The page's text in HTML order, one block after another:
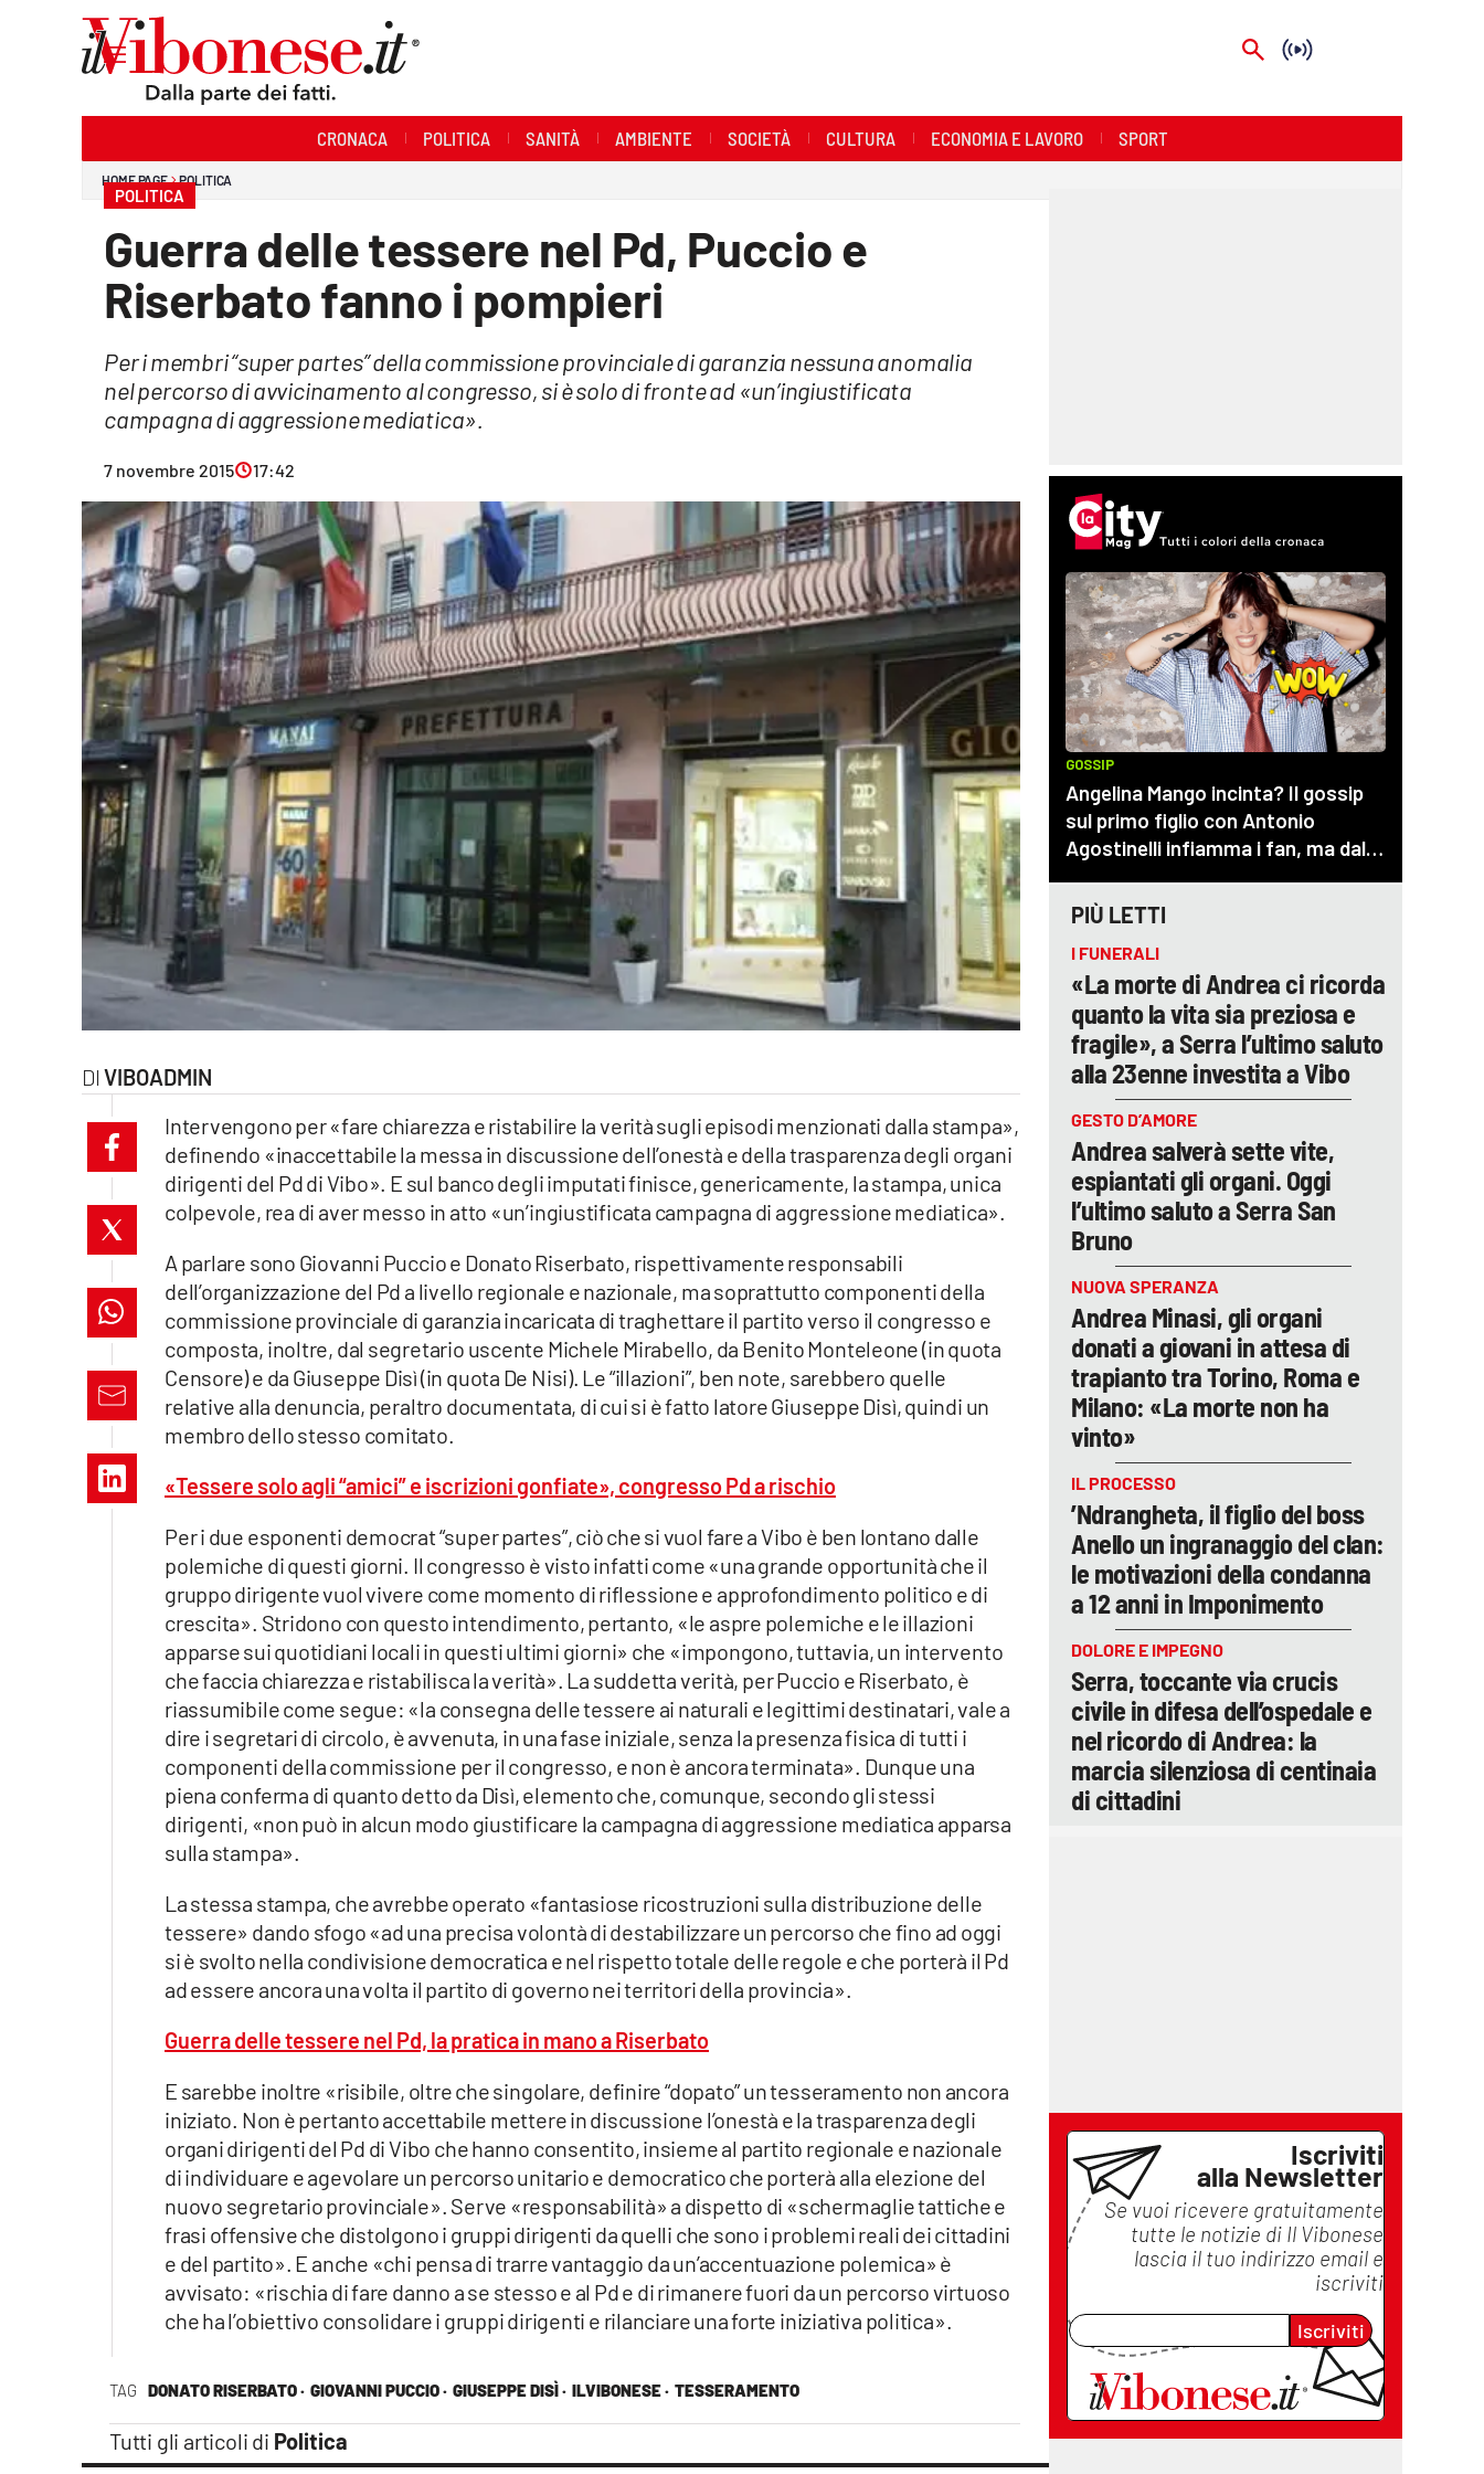
Economia e Lavoro
Streaming
lacitymag.it
cosenzachannel.it
catanzarochannel.it
CRONACA POLITICA SANITÀ AMBIENTE SOCIETÀ CULTURA ECONOMIA E LAVORO SPORT
HOME PAGE POLITICA
POLITICA
Guerra delle tessere nel Pd, Puccio e
Riserbato fanno i pompieri
Per i membri “super partes” della commissione provinciale di garanzia nessuna anomalia
nel percorso di avvicinamento al congresso, si è solo di fronte ad «un’ingiustificata
campagna di aggressione mediatica».
7 novembre 2015 17:42
VIBOADMIN
TAG DONATO RISERBATO · GIOVANNI PUCCIO · GIUSEPPE DISÌ · ILVIBONESE · TESSERAMENTO
Tutti gli articoli di Politica
Intervengono per «fare chiarezza e ristabilire la verità sugli episodi menzionati dalla stampa»,
definendo «inaccettabile la messa in discussione dell’onestà e della trasparenza degli organi
dirigenti del Pd di Vibo». E sul banco degli imputati finisce, genericamente, la stampa, unica
colpevole, rea di aver messo in atto «un’ingiustificata campagna di aggressione mediatica».
A parlare sono Giovanni Puccio e Donato Riserbato, rispettivamente responsabili
dell’organizzazione del Pd a livello regionale e nazionale, ma soprattutto componenti della
commissione provinciale di garanzia incaricata di traghettare il partito verso il congresso e
composta, inoltre, dal segretario uscente Michele Mirabello, da Benito Monteleone (in quota
Censore) e da Giuseppe Disì (in quota De Nisi). Le “illazioni”, ben note, sarebbero quelle
relative alla denuncia, peraltro documentata, di cui si è fatto latore Giuseppe Disì, quindi un
membro dello stesso comitato.
«Tessere solo agli “amici” e iscrizioni gonfiate», congresso Pd a rischio
Per i due esponenti democrat “super partes”, ciò che si vuol fare a Vibo è ben lontano dalle
polemiche di questi giorni. Il congresso è visto infatti come «una grande opportunità che il
gruppo dirigente vuol vivere come momento di riflessione e approfondimento politico e di
crescita». Stridono con questo intendimento, pertanto, «le aspre polemiche e le illazioni
apparse sui quotidiani locali in questi ultimi giorni» che «impongono, tuttavia, un intervento
che faccia chiarezza e ristabilisca la verità». La suddetta verità, per Puccio e Riserbato, è
riassumibile come segue: «la consegna delle tessere ai naturali e legittimi destinatari, vale a
dire i segretari di circolo, è avvenuta, in una fase iniziale, senza la presenza fisica di tutti i
componenti della commissione per il congresso, e non è ancora terminata». Dunque una
piena conferma di quanto detto da Disì, elemento che, comunque, secondo gli stessi
dirigenti, «non può in alcun modo giustificare la campagna di aggressione mediatica apparsa
sulla stampa».
La stessa stampa, che avrebbe operato «fantasiose ricostruzioni sulla distribuzione delle
tessere» dando sfogo «ad una precisa volontà di destabilizzare un percorso che fino ad oggi
si è svolto nella condivisione democratica e nel rispetto totale delle regole e che porterà il Pd
ad essere ancora una volta il partito di governo nei territori della provincia».
Guerra delle tessere nel Pd, la pratica in mano a Riserbato
E sarebbe inoltre «risibile, oltre che singolare, definire “dopato” un tesseramento non ancora
iniziato. Non è pertanto accettabile mettere in discussione l’onestà e la trasparenza degli
organi dirigenti del Pd di Vibo che hanno consentito, insieme al partito regionale e nazionale
di individuare e agevolare un percorso unitario e democratico che porterà alla elezione del
nuovo segretario provinciale». Serve «responsabilità» a dispetto di «schermaglie tattiche e
frasi offensive che distolgono i gruppi dirigenti da quelli che sono i problemi reali dei cittadini
e del partito». E anche «chi pensa di trarre vantaggio da un’accentuazione polemica» è
avvisato: «rischia di fare danno a se stesso e al Pd e di rimanere fuori da un percorso virtuoso
che ha l’obiettivo consolidare i gruppi dirigenti e rilanciare una forte iniziativa politica».
PIÙ LETTI
I FUNERALI
«La morte di Andrea ci ricorda
quanto la vita sia preziosa e
fragile», a Serra l’ultimo saluto
alla 23enne investita a Vibo
GESTO D’AMORE
Andrea salverà sette vite,
espiantati gli organi. Oggi
l’ultimo saluto a Serra San
Bruno
NUOVA SPERANZA
Andrea Minasi, gli organi
donati a giovani in attesa di
trapianto tra Torino, Roma e
Milano: «La morte non ha
vinto»
IL PROCESSO
’Ndrangheta, il figlio del boss
Anello un ingranaggio del clan:
le motivazioni della condanna
a 12 anni in Imponimento
DOLORE E IMPEGNO
Serra, toccante via crucis
civile in difesa dell’ospedale e
nel ricordo di Andrea: la
marcia silenziosa di centinaia
di cittadini
Iscriviti
alla Newsletter
Se vuoi ricevere gratuitamente
tutte le notizie di Il Vibonese
lascia il tuo indirizzo email e
iscriviti
Iscriviti